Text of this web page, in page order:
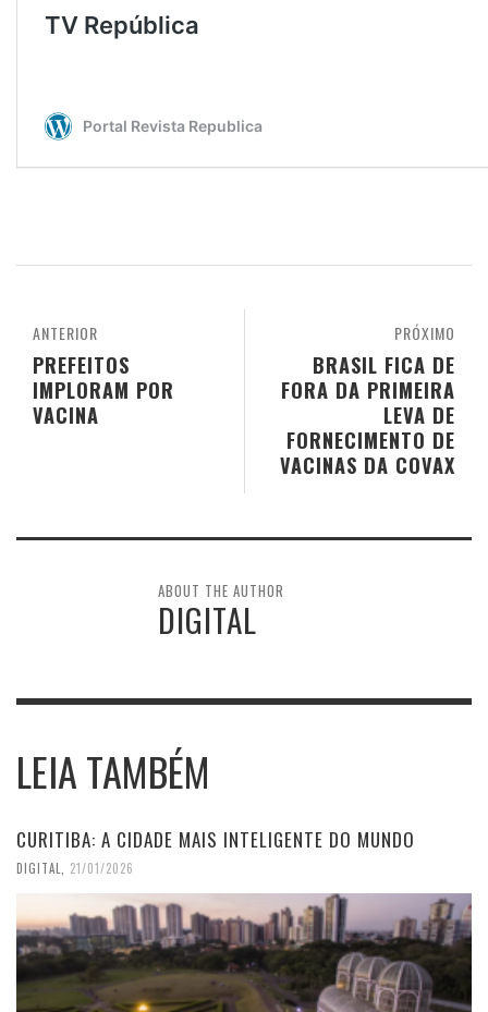
PRÓXIMO
BRASIL FICA DE
FORA DA PRIMEIRA
LEVA DE
FORNECIMENTO DE
VACINAS DA COVAX
ANTERIOR
PREFEITOS
IMPLORAM POR
VACINA
ABOUT THE AUTHOR
DIGITAL
LEIA TAMBÉM
CURITIBA: A CIDADE MAIS INTELIGENTE DO MUNDO
DIGITAL 21/01/2026